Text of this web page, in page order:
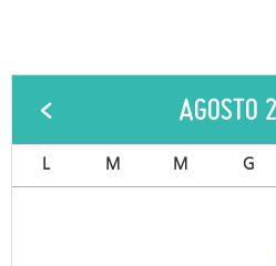
< AGOSTO
L M M G